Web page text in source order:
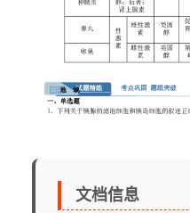
文档信息